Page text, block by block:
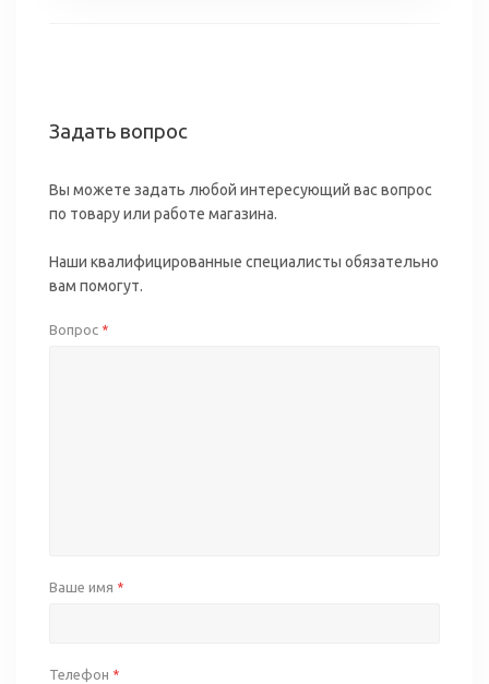
Задать вопрос
Вы можете задать любой интересующий вас вопрос
по товару или работе магазина.
Наши квалифицированные специалисты обязательно
вам помогут.
Вопрос *
Ваше имя *
Телефон *